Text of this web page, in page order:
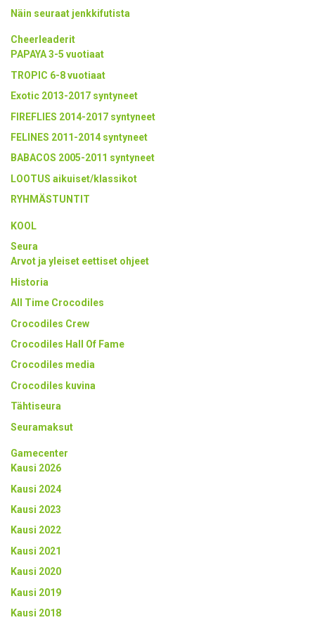
Näin seuraat jenkkifutista
Cheerleaderit
PAPAYA 3-5 vuotiaat
TROPIC 6-8 vuotiaat
Exotic 2013-2017 syntyneet
FIREFLIES 2014-2017 syntyneet
FELINES 2011-2014 syntyneet
BABACOS 2005-2011 syntyneet
LOOTUS aikuiset/klassikot
RYHMÄSTUNTIT
KOOL
Seura
Arvot ja yleiset eettiset ohjeet
Historia
All Time Crocodiles
Crocodiles Crew
Crocodiles Hall Of Fame
Crocodiles media
Crocodiles kuvina
Tähtiseura
Seuramaksut
Gamecenter
Kausi 2026
Kausi 2024
Kausi 2023
Kausi 2022
Kausi 2021
Kausi 2020
Kausi 2019
Kausi 2018